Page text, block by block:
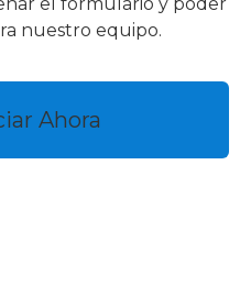
nuestro equipo.
Ahora